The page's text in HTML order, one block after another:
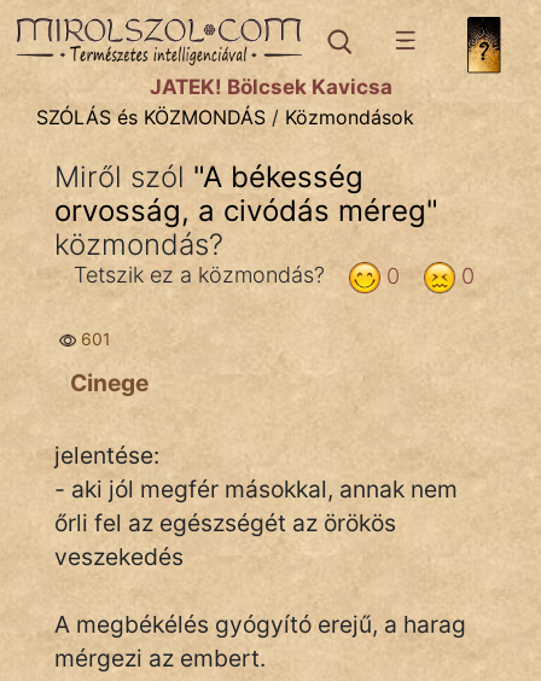
SZÓLÁS ÉS KÖZMONDÁStémák:
Bibliai
Közmondások
Rímelő
Szólások
Tréfás
IRODALOM
JÁTÉK! Bölcsek Kavicsa
SZÓLÁS és KÖZMONDÁS / Közmondások
Miről szól "A békesség
orvosság, a civódás méreg"
közmondás?
0
0
Tetszik ez a közmondás?
601
Cinege
jelentése:
- aki jól megfér másokkal, annak nem
őrli fel az egészségét az örökös
veszekedés
A megbékélés gyógyító erejű, a harag
mérgezi az embert.